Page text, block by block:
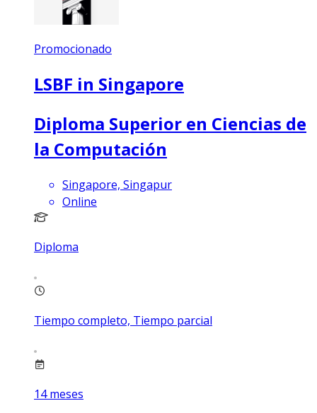
Promocionado
LSBF in Singapore
Diploma Superior en Ciencias de
la Computación
Singapore, Singapur
Online
Diploma
Tiempo completo, Tiempo parcial
14 meses